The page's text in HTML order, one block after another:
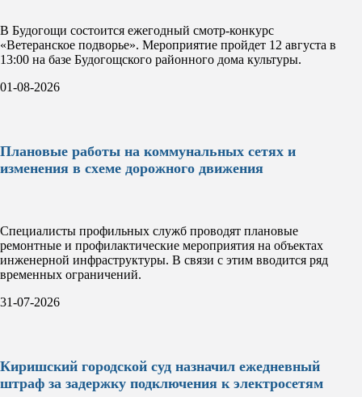
В Будогощи состоится ежегодный смотр-конкурс
«Ветеранское подворье». Мероприятие пройдет 12 августа в
13:00 на базе Будогощского районного дома культуры.
01-08-2026
Плановые работы на коммунальных сетях и
изменения в схеме дорожного движения
Специалисты профильных служб проводят плановые
ремонтные и профилактические мероприятия на объектах
инженерной инфраструктуры. В связи с этим вводится ряд
временных ограничений.
31-07-2026
Киришский городской суд назначил ежедневный
штраф за задержку подключения к электросетям